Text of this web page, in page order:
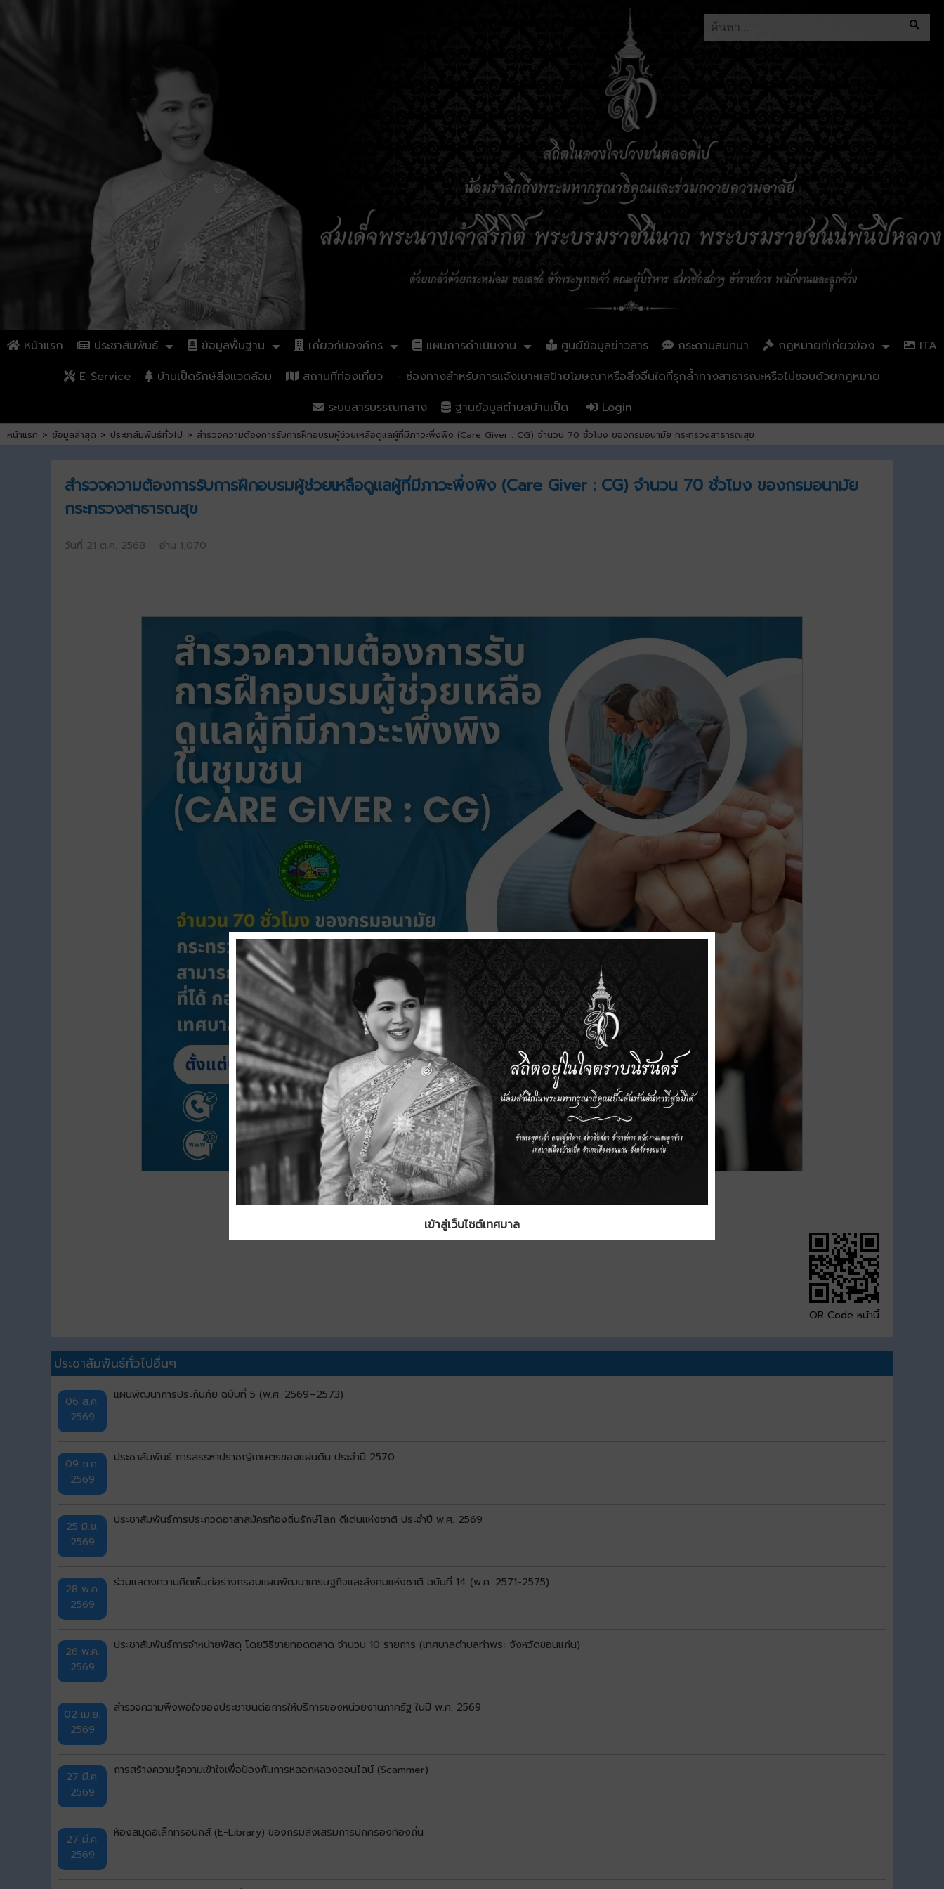
หน้าแรก ประชาสัมพันธ์ ข้อมูลพื้นฐาน เกี่ยวกับองค์กร แผนการดำเนินงาน ศูนย์ข้อมูลข่าวสาร กระดานสนทนา กฏหมายที่เกี่ยวข้อง
ITA
E-Service
บ้านเป็ดรักษ์สิ่งแวดล้อม สถานที่ท่องเที่ยว
- ช่องทางสำหรับการแจ้งเบาะแสป้ายโฆษณาหรือสิ่งอื่นใดที่รุกล้ำทางสาธารณะหรือไม่ชอบด้วยกฎหมาย
ระบบสารบรรณกลาง
ฐานข้อมูลตำบลบ้านเป็ด Login
หน้าแรก > ข้อมูลล่าสุด > ประชาสัมพันธ์ทั่วไป > สำรวจความต้องการรับการฝึกอบรมผู้ช่วยเหลือดูแลผู้ที่มีภาวะพึ่งพิง (Care Giver : CG) จำนวน 70 ชั่วโมง ของกรมอนามัย กระทรวงสาธารณสุข
สำรวจความต้องการรับการฝึกอบรมผู้ช่วยเหลือดูแลผู้ที่มีภาวะพึ่งพิง (Care Giver : CG) จำนวน 70 ชั่วโมง ของกรมอนามัย
กระทรวงสาธารณสุข
วันที่ 21 ต.ค. 2568 อ่าน 1,070
QR Code หน้านี้
ประชาสัมพันธ์ทั่วไปอื่นๆ
06 ส.ค.
2569
แผนพัฒนาการประกันภัย ฉบับที่ 5 (พ.ศ. 2569–2573)
09 ก.ค.
2569
ประชาสัมพันธ์ การสรรหาปราชญ์เกษตรของแผ่นดิน ประจำปี 2570
25 มิ.ย.
2569
ประชาสัมพันธ์การประกวดอาสาสมัครท้องถิ่นรักษ์โลก ดีเด่นแห่งชาติ ประจำปี พ.ศ. 2569
28 พ.ค.
2569
ร่วมแสดงความคิดเห็นต่อร่างกรอบแผนพัฒนาเศรษฐกิจและสังคมแห่งชาติ ฉบับที่ 14 (พ.ศ. 2571-2575)
26 พ.ค.
2569
ประชาสัมพันธ์การจำหน่ายพัสดุ โดยวิธีขายทอดตลาด จำนวน 10 รายการ (เทศบาลตำบลท่าพระ จังหวัดขอนแก่น)
02 เม.ย.
2569
สำรวจความพึงพอใจของประชาชนต่อการให้บริการของหน่วยงานภาครัฐ ในปี พ.ศ. 2569
27 มี.ค.
2569
การสร้างความรู้ความเข้าใจเพื่อป้องกันการหลอกหลวงออนไลน์ (Scammer)
27 มี.ค.
2569
ห้องสมุดอิเล็กทรอนิกส์ (E-Library) ของกรมส่งเสริมการปกครองท้องถิ่น
เข้าสู่เว็บไซต์เทศบาล